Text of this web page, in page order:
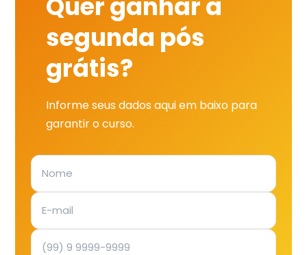
segunda pós
grátis?
Informe seus dados aqui em baixo para
garantir o curso.